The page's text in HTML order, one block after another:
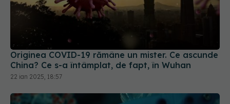
Originea COVID-19 rămâne un mister. Ce ascunde
China? Ce s-a întâmplat, de fapt, în Wuhan
22 ian 2025, 18:57